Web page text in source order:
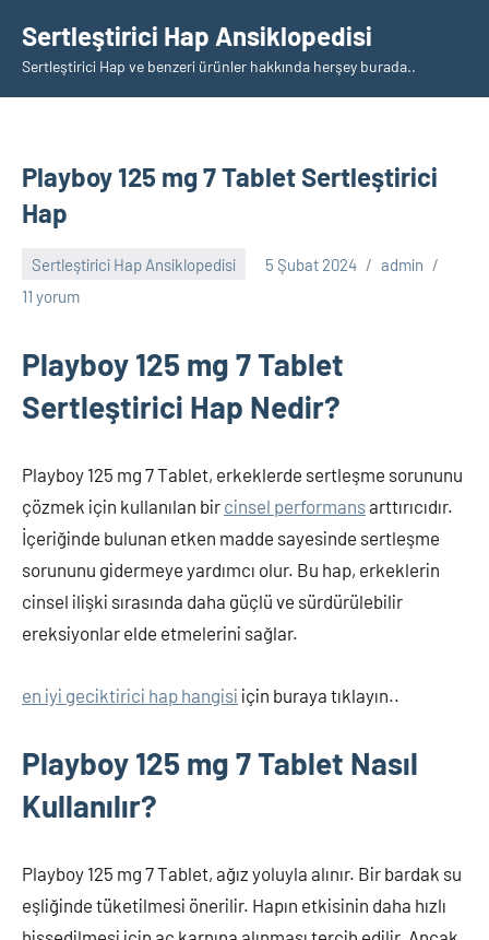
geçSertleştirici Hap Ansiklopedisi
Sertleştirici Hap ve benzeri ürünler hakkında herşey burada..
Playboy 125 mg 7 Tablet Sertleştirici
Hap
Sertleştirici Hap Ansiklopedisi 5 Şubat 2024
admin
11 yorum
Playboy 125 mg 7 Tablet
Sertleştirici Hap Nedir?
Playboy 125 mg 7 Tablet, erkeklerde sertleşme sorununu
çözmek için kullanılan bir cinsel performansarttırıcıdır.
İçeriğinde bulunan etken madde sayesinde sertleşme
sorununu gidermeye yardımcı olur. Bu hap, erkeklerin
cinsel ilişki sırasında daha güçlü ve sürdürülebilir
ereksiyonlar elde etmelerini sağlar.
en iyi geciktirici hap hangisi için buraya tıklayın..
Playboy 125 mg 7 Tablet Nasıl
Kullanılır?
Playboy 125 mg 7 Tablet, ağız yoluyla alınır. Bir bardak su
eşliğinde tüketilmesi önerilir. Hapın etkisinin daha hızlı